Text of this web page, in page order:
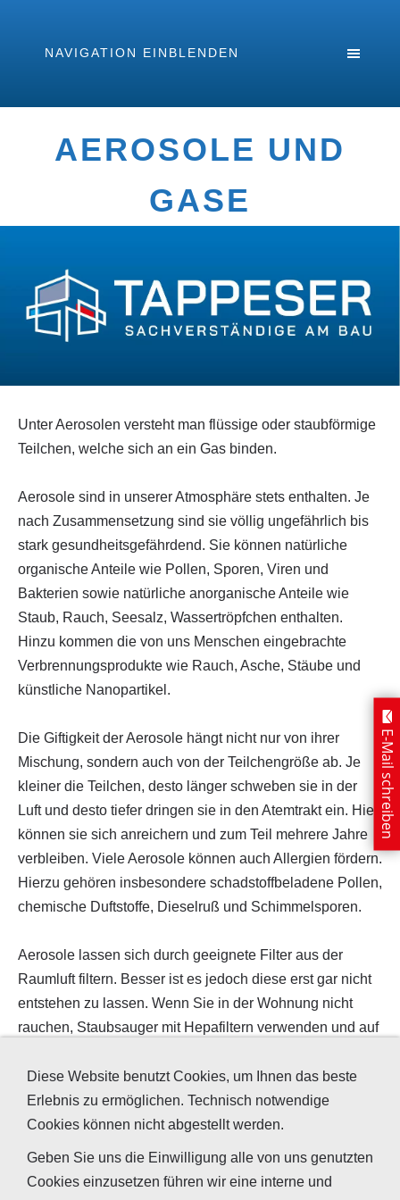
NAVIGATION EINBLENDEN
AEROSOLE UND
GASE
Unter Aerosolen versteht man flüssige oder staubförmige
Teilchen, welche sich an ein Gas binden.
Aerosole sind in unserer Atmosphäre stets enthalten. Je
nach Zusammensetzung sind sie völlig ungefährlich bis
stark gesundheitsgefährdend. Sie können natürliche
organische Anteile wie Pollen, Sporen, Viren und
Bakterien sowie natürliche anorganische Anteile wie
Staub, Rauch, Seesalz, Wassertröpfchen enthalten.
Hinzu kommen die von uns Menschen eingebrachte
Verbrennungsprodukte wie Rauch, Asche, Stäube und
künstliche Nanopartikel.
Die Giftigkeit der Aerosole hängt nicht nur von ihrer
Mischung, sondern auch von der Teilchengröße ab. Je
kleiner die Teilchen, desto länger schweben sie in der
Luft und desto tiefer dringen sie in den Atemtrakt ein. Hier
können sie sich anreichern und zum Teil mehrere Jahre
verbleiben. Viele Aerosole können auch Allergien fördern.
Hierzu gehören insbesondere schadstoffbeladene Pollen,
chemische Duftstoffe, Dieselruß und Schimmelsporen.
Aerosole lassen sich durch geeignete Filter aus der
Raumluft filtern. Besser ist es jedoch diese erst gar nicht
entstehen zu lassen. Wenn Sie in der Wohnung nicht
rauchen, Staubsauger mit Hepafiltern verwenden und auf
schon sehr viel dazu beigetragen.
Bedenkliche Gase nehmen in unserer Umwelt immer
E-Mail schreiben
Diese Website benutzt Cookies, um Ihnen das beste
Erlebnis zu ermöglichen. Technisch notwendige
Cookies können nicht abgestellt werden.
Geben Sie uns die Einwilligung alle von uns genutzten
Cookies einzusetzen führen wir eine interne und